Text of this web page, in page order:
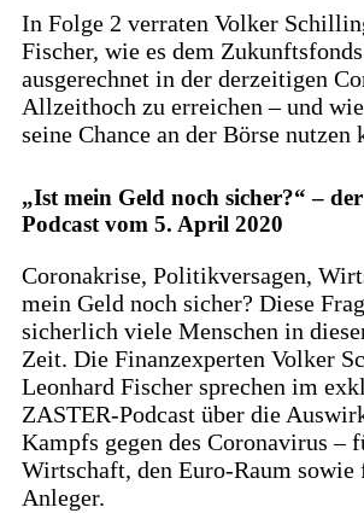
In Folge 2 verraten Volker
Fischer, wie es dem
ausgerechnet in der derzeitigen
Allzeithoch zu erreichen – und
seine Chance an der Börse nutzen
„Ist mein Geld noch sicher?“ –
Podcast vom 5. April 2020
Coronakrise, Politikversagen,
mein Geld noch sicher? Diese
sicherlich viele Menschen in
Zeit. Die Finanzexperten Volker
Leonhard Fischer sprechen im
ZASTER-Podcast über die
Kampfs gegen des Coronavirus –
Wirtschaft, den Euro-Raum
Anleger.